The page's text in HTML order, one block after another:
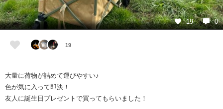
19 0
19
大量に荷物が詰めて運びやすい♪
色が気に入って即決！
友人に誕生日プレゼントで買ってもらいました！